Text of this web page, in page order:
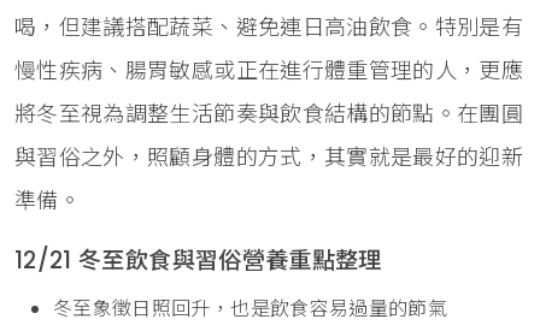
喝，但建議搭配蔬菜、避免連日高油飲食。特別是有
慢性疾病、腸胃敏感或正在進行體重管理的人，更應
將冬至視為調整生活節奏與飲食結構的節點。在團圓
與習俗之外，照顧身體的方式，其實就是最好的迎新
準備。
12/21 冬至飲食與習俗營養重點整理
冬至象徵日照回升，也是飲食容易過量的節氣